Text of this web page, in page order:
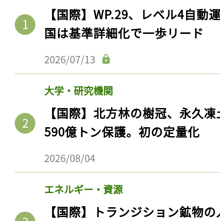
【国際】WP.29、レベル4自動
国は基準詳細化で一歩リード
2026/07/13
大学・研究機関
【国際】北方林の樹冠、永久
590億トン保護。初の定量化
2026/08/04
エネルギー・資源
【国際】トランジション鉱物
ログイン
会員登録